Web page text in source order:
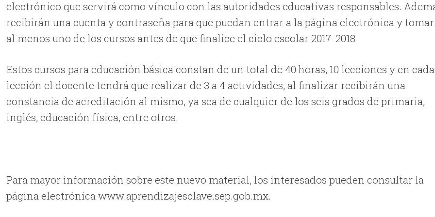
electrónico que servirá como vínculo con las autoridades educativas responsables.
recibirán una cuenta y contraseña para que puedan entrar a la página electrónica y tomar
al menos uno de los cursos antes de que finalice el ciclo escolar 2017-2018
Estos cursos para educación básica constan de un total de 40 horas, 10 lecciones y en cada
lección el docente tendrá que realizar de 3 a 4 actividades, al finalizar recibirán una
constancia de acreditación al mismo, ya sea de cualquier de los seis grados de primaria,
inglés, educación física, entre otros.
Para mayor información sobre este nuevo material, los interesados pueden consultar la
página electrónica www.aprendizajesclave.sep.gob.mx.